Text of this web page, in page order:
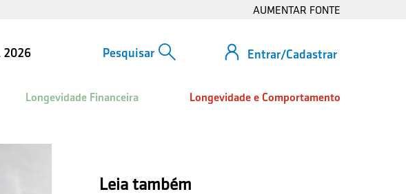
AUMENTAR FONTE
Entrar/Cadastrar
2026
Longevidade Financeira Longevidade e Comportamento
Leia também